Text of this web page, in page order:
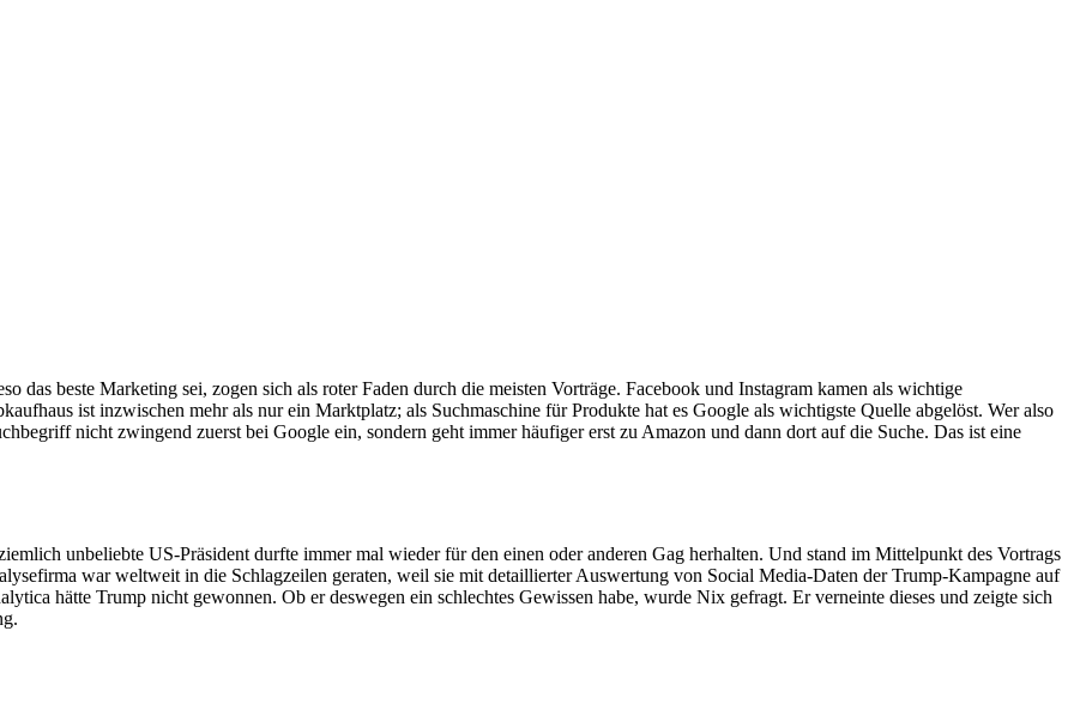
das beste Marketing sei, zogen sich als roter Faden durch die meisten Vorträge. Facebook und Instagram kamen als wichtige
ist inzwischen mehr als nur ein Marktplatz; als Suchmaschine für Produkte hat es Google als wichtigste Quelle abgelöst. Wer also
nicht zwingend zuerst bei Google ein, sondern geht immer häufiger erst zu Amazon und dann dort auf die Suche. Das ist eine
unbeliebte US-Präsident durfte immer mal wieder für den einen oder anderen Gag herhalten. Und stand im Mittelpunkt des Vortrags
war weltweit in die Schlagzeilen geraten, weil sie mit detaillierter Auswertung von Social Media-Daten der Trump-Kampagne auf
hätte Trump nicht gewonnen. Ob er deswegen ein schlechtes Gewissen habe, wurde Nix gefragt. Er verneinte dieses und zeigte sich